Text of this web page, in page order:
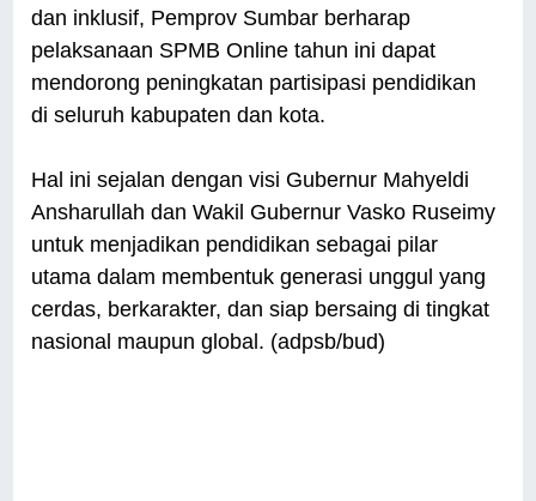
dan inklusif, Pemprov Sumbar berharap
pelaksanaan SPMB Online tahun ini dapat
mendorong peningkatan partisipasi pendidikan
di seluruh kabupaten dan kota.
Hal ini sejalan dengan visi Gubernur Mahyeldi
Ansharullah dan Wakil Gubernur Vasko Ruseimy
untuk menjadikan pendidikan sebagai pilar
utama dalam membentuk generasi unggul yang
cerdas, berkarakter, dan siap bersaing di tingkat
nasional maupun global. (adpsb/bud)